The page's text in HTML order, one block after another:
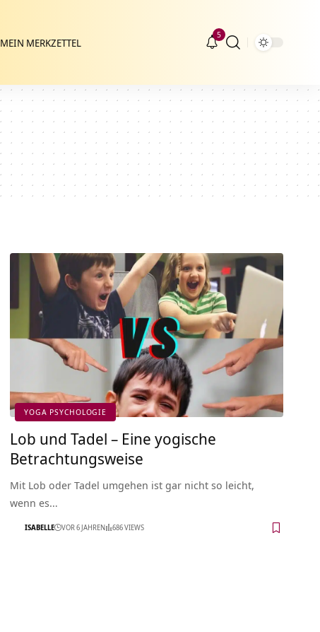
MEIN MERKZETTEL
5
YOGA PSYCHOLOGIE
Lob und Tadel – Eine yogische
Betrachtungsweise
Mit Lob oder Tadel umgehen ist gar nicht so leicht,
wenn es…
ISABELLE VOR 6 JAHREN 686 VIEWS